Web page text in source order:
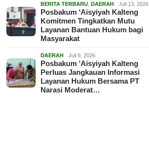
BERITA TERBARU ,DAERAH Juli 13, 2026
Posbakum ‘Aisyiyah Kalteng
Komitmen Tingkatkan Mutu
Layanan Bantuan Hukum bagi
Masyarakat
DAERAH Juli 6, 2026
Posbakum ‘Aisyiyah Kalteng
Perluas Jangkauan Informasi
Layanan Hukum Bersama PT
Narasi Moderat…